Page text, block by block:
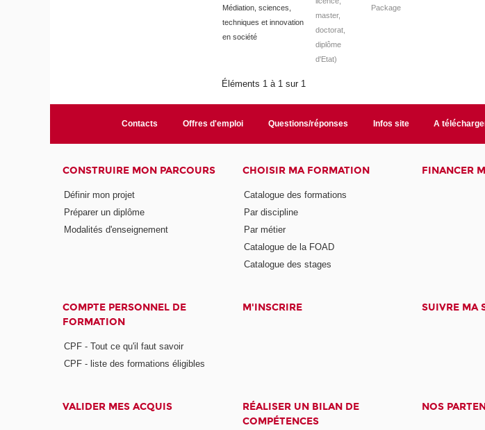
Médiation, sciences,
techniques et innovation
en société
master,
doctorat,
diplôme
d'Etat)
Package
Éléments 1 à 1 sur 1
Contacts Offres d'emploi Questions/réponses Infos site A
CONSTRUIRE MON PARCOURS
Définir mon projet
Préparer un diplôme
Modalités d'enseignement
CHOISIR MA FORMATION
Catalogue des formations
Par discipline
Par métier
Catalogue de la FOAD
Catalogue des stages
FINANCER
COMPTE PERSONNEL DE
FORMATION
CPF - Tout ce qu'il faut savoir
CPF - liste des formations éligibles
M'INSCRIRE SUIVRE MA
VALIDER MES ACQUIS
RÉALISER UN BILAN DE
COMPÉTENCES
NOS